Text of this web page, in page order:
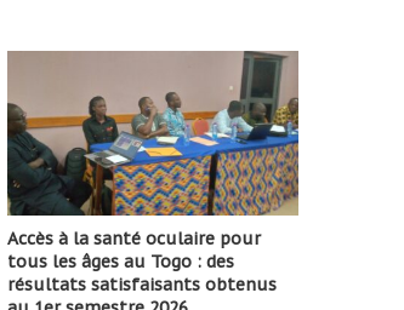
Accès à la santé oculaire pour
tous les âges au Togo : des
résultats satisfaisants obtenus